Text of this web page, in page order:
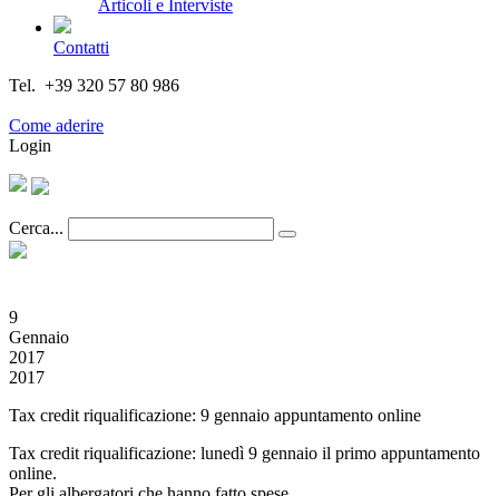
Articoli e Interviste
Contatti
Tel. +39 320 57 80 986
Come aderire
Login
Cerca...
9
Gennaio
2017
2017
Tax credit riqualificazione: 9 gennaio appuntamento online
Tax credit riqualificazione: lunedì 9 gennaio il primo appuntamento
online.